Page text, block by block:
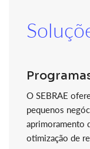
O SEBRAE
pequenos
aprimoramento
otimização de